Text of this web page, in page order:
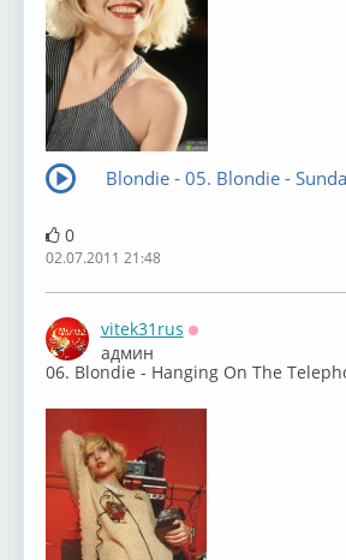
Blondie - 05. Blondie -
0
02.07.2011 21:48
vitek31rus
админ
06. Blondie - Hanging On The